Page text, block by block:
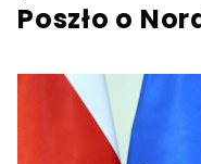
Poszło o